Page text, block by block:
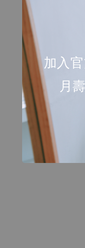
加入
月
耳
耳
圖
手
手
項